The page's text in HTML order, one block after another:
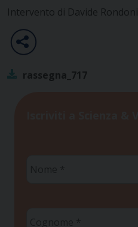
Intervento di Davide Rondoni
rassegna_717